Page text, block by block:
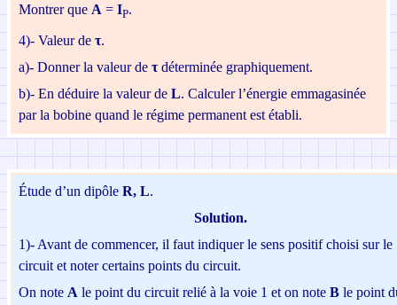
Montrer que A = IP.
4)- Valeur de τ.
a)- Donner la valeur de τdéterminée graphiquement.
b)- En déduire la valeur de L. Calculer l’énergie emmagasinée
par la bobine quand le régime permanent est établi.
Étude d’un dipôle R, L.
Solution.
1)- Avant de commencer, il faut indiquer le sens positif choisi sur le
circuit et noter certains points du circuit.
On note A le point du circuit relié à la voie 1 et on note B le point